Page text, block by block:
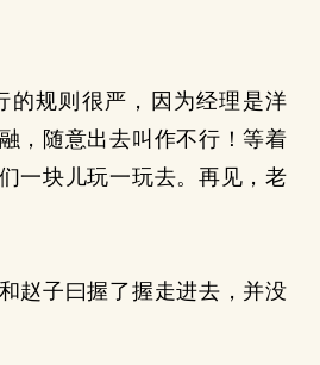
规则很严，因为经理是洋
，随意出去叫作不行！等着
一块儿玩一玩去。再见，老
子曰握了握走进去，并没